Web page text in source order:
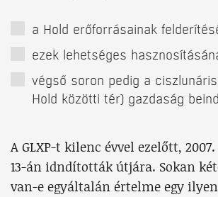
a Hold erőforrásainak
ezek lehetséges
végső soron pedig a
Hold közötti tér) gazdaság
A GLXP-t kilenc évvel ezelőtt,
13-án idndították útjára. Sokan
van-e egyáltalán értelme egy